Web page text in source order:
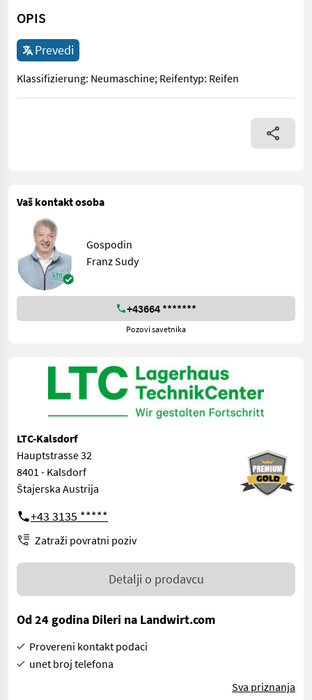
OPIS
Prevedi
Klassifizierung: Neumaschine; Reifentyp: Reifen
Klassifizierung: Neumaschine; Reifentyp: Reifen
Vaš kontakt osoba
Gospodin
Franz Sudy
+43664 *******
Pozovi savetnika
LTC-Kalsdorf
Hauptstrasse 32
8401 - Kalsdorf
Štajerska Austrija
+43 3135 *****
Zatraži povratni poziv
Detalji o prodavcu
Od 24 godina Dileri na Landwirt.com
Provereni kontakt podaci
unet broj telefona
Sva priznanja